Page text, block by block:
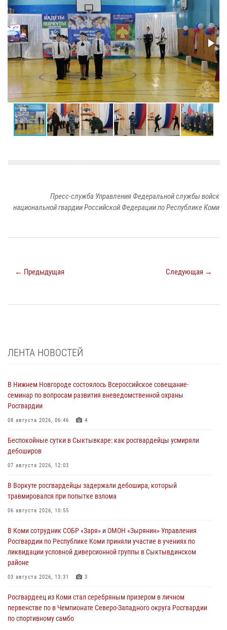
Пресс-служба Управления Федеральной службы войск
национальной гвардии Российской Федерации по Республике Коми
← Предыдущая Следующая →
ЛЕНТА НОВОСТЕЙ
В Нижнем Новгороде состоялось Всероссийское совещание-
семинар по вопросам развития вневедомственной охраны
Росгвардии
08 августа 2026, 06:46 4
Беспокойные сутки в Сыктывкаре: как росгвардейцы усмиряли
дебоширов
07 августа 2026, 12:03
В Воркуте росгвардейцы задержали дебошира, который
травмировался при попытке взлома
06 августа 2026, 10:55
В Коми сотрудник СОБР «Заря» и ОМОН «Зырянин» Управления
Росгвардии по Республике Коми приняли участие в учениях по
ликвидации условной диверсионной группы в Сыктывдинском
районе
03 августа 2026, 13:31 3
Росгвардеец из Коми стал серебряным призером в личном
первенстве по в Чемпионате Северо-Западного округа Росгвардии
по спортивному самбо